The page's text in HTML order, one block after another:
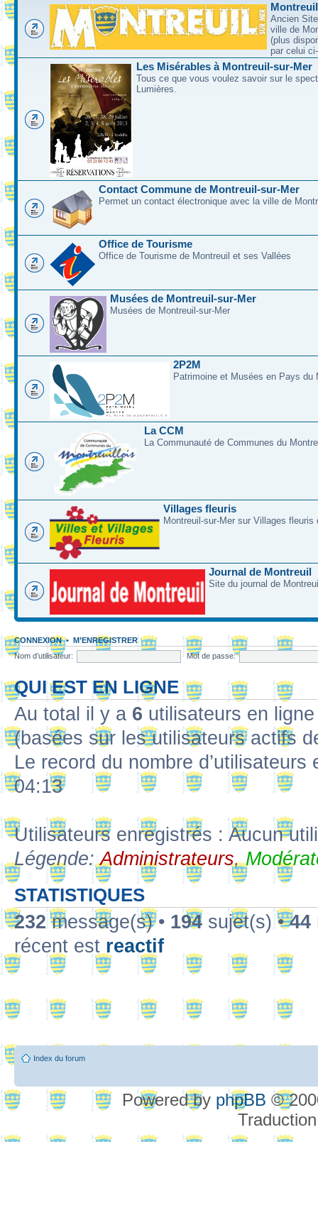
Ancien
ville de
(plus
par celui
Les Misérables à Montreuil-sur-Mer
Tous ce que vous voulez savoir sur le
Lumières.
Contact Commune de Montreuil-sur-Mer
Permet un contact électronique avec la ville de
Office de Tourisme
Office de Tourisme de Montreuil et ses Vallées
Musées de Montreuil-sur-Mer
Musées de Montreuil-sur-Mer
2P2M
Patrimoine et Musées en Pays du
La CCM
La Communauté de Communes du
Villages fleuris
Montreuil-sur-Mer sur Villages fleuris
Journal de Montreuil
Site du journal de
CONNEXION• M’ENREGISTRER
Nom d’utilisateur:
Mot de passe:
QUI EST EN LIGNE
Au total il y a 6 utilisateurs en
(basées sur les utilisateurs actifs
Le record du nombre
04:13
Utilisateurs enregistrés : Aucun
Légende:Administrateurs,
STATISTIQUES
232message(s) • 194 sujet(s) •44
récent est reactif
Index du forum
Powered by phpBB ©